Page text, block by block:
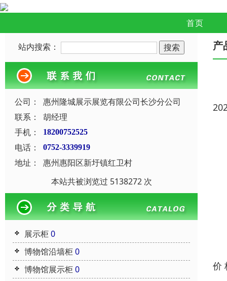
首页
站内搜索：
公司：
惠州隆城展示展览有限公司长沙分公司
联系：
胡经理
手机：
18200752525
电话： 0752-3339919
地址：
惠州惠阳区新圩镇红卫村
本站共被浏览过 5138272 次
展示柜0
博物馆沿墙柜0
博物馆展示柜0
产
价